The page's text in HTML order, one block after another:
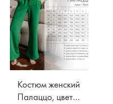
Костюм женский
Палаццо, цвет